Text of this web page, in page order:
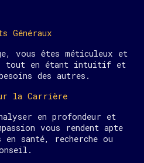
Généraux
vous êtes méticuleux et
tout en étant intuitif et
des autres.
la Carrière
en profondeur et
vous rendent apte
santé, recherche ou